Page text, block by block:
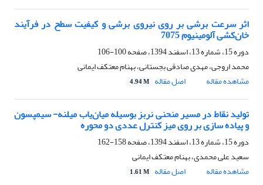
اثر سرعت برشی بر روی نیروی برشی و کیفیت سطح در فرآیند
خان‌کشی آلومینیوم 7075
دوره 15، شماره 13، اسفند 1394، صفحه
100-106
محمد اروجی، مهدی صادقی بجستانی، بهنام معتکف ایمانی
مشاهده مقاله
اصل مقاله 4.94 M
تولید نقاط در مسیر منحنی نربز بوسیله میان‌یاب میلنه- سیمپسون
و پیاده سازی بر روی میز کنترل عددی دو محوره
دوره 15، شماره 13، اسفند 1394، صفحه
158-162
سعید علی محمدی، بهنام معتکف ایمانی
مشاهده مقاله
اصل مقاله 1.61 M